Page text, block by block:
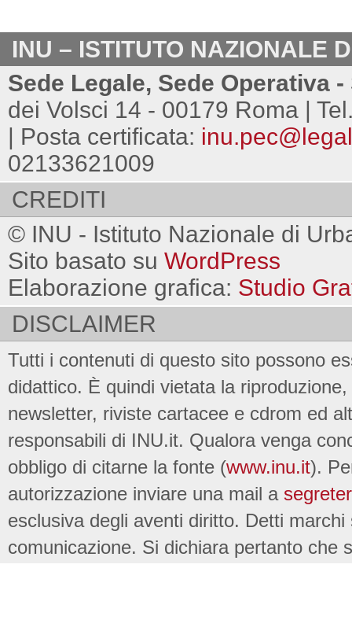
INU – ISTITUTO NAZIONALE
Sede Legale, Sede Operativa
dei Volsci 14 - 00179 Roma |
| Posta certificata:
02133621009
CREDITI
© INU - Istituto Nazionale di
Sito basato su WordPress
Elaborazione grafica: Studio
DISCLAIMER
Tutti i contenuti di questo sito possono
didattico. È quindi vietata la
newsletter, riviste cartacee e cdrom ed
responsabili di INU.it. Qualora venga
obbligo di citarne la fonte (www.inu.it).
autorizzazione inviare una mail a
esclusiva degli aventi diritto. Detti
comunicazione. Si dichiara pertanto che